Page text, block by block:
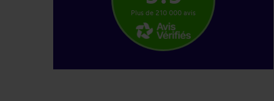
Plus de 210 000 avis